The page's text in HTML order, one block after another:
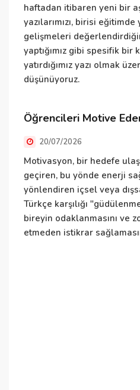
haftadan itibaren yeni bir
yazılarımızı, birisi
gelişmeleri
yaptığımız gibi spesifik bir
yatırdığımız yazı olmak
düşünüyoruz.
Öğrencileri Motive
20/07/2026
Motivasyon, bir hedefe
geçiren, bu yönde enerji
yönlendiren içsel veya
Türkçe karşılığı
bireyin odaklanmasını ve
etmeden istikrar